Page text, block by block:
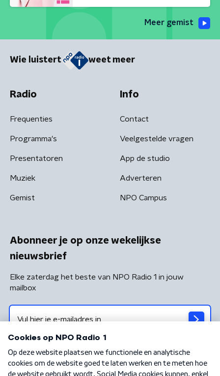
Meer gemist
Wie luistert weet meer
Radio
Frequenties
Programma's
Presentatoren
Muziek
Gemist
Info
Contact
Veelgestelde vragen
App de studio
Adverteren
NPO Campus
Abonneer je op onze wekelijkse
nieuwsbrief
Elke zaterdag het beste van NPO Radio 1 in jouw
mailbox